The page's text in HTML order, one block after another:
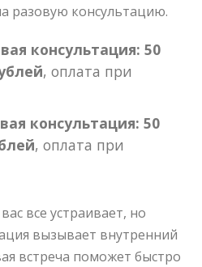
разовую консультацию.
консультация: 50
, оплата при
консультация: 50
, оплата при
все устраивает, но
вызывает внутренний
встреча поможет быстро